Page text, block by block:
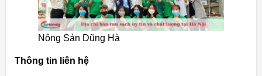
Nông Sản Dũng Hà
Thông tin liên hệ